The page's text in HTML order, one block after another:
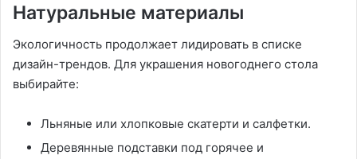
Натуральные материалы
Экологичность продолжает лидировать в списке
дизайн-трендов. Для украшения новогоднего стола
выбирайте:
Льняные или хлопковые скатерти и салфетки.
Деревянные подставки под горячее и